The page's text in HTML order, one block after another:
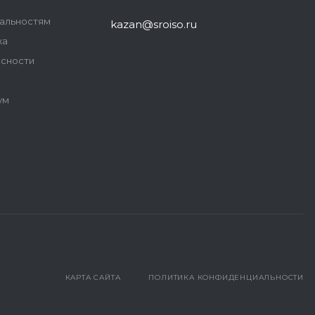
kazan@sroiso.ru
ПОЛИТИКА КОНФИДЕНЦИАЛЬНОСТИ
КАРТА САЙТА